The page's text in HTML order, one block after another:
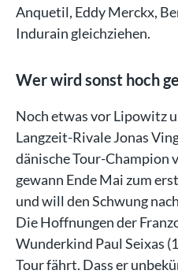
Anquetil, Eddy Merckx,
Indurain gleichziehen.
Wer wird sonst hoch
Noch etwas vor Lipowitz
Langzeit-Rivale Jonas
dänische Tour-Champion
gewann Ende Mai zum
und will den Schwung
Die Hoffnungen der
Wunderkind Paul Seixas
Tour fährt. Dass er